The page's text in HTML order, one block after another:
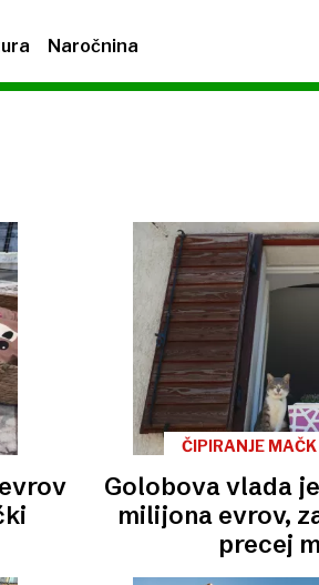
Naročnina
ČIPIRANJE MAČK
Golobova vlada
milijona evrov,
precej